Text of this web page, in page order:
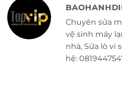
Chuyên sửa
vệ sinh máy
nhà, Sửa lò vi
hệ: